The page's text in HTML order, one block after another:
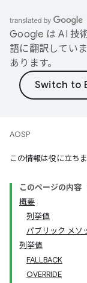
Google は AI 技
語に翻訳してい
あります。
AOSP
この情報は役に立ち
このページの内容
概要
列挙値
パブリック メソ
列挙値
FALLBACK
OVERRIDE